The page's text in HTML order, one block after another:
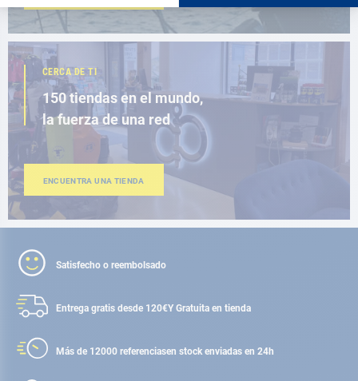
CERCA DE TI
150 tiendas en el mundo,
la fuerza de una red
ENCUENTRA UNA TIENDA
Satisfecho o reembolsado
Entrega gratis desde 120€Y Gratuita en tienda
Más de 12000 referenciasen stock enviadas en 24h